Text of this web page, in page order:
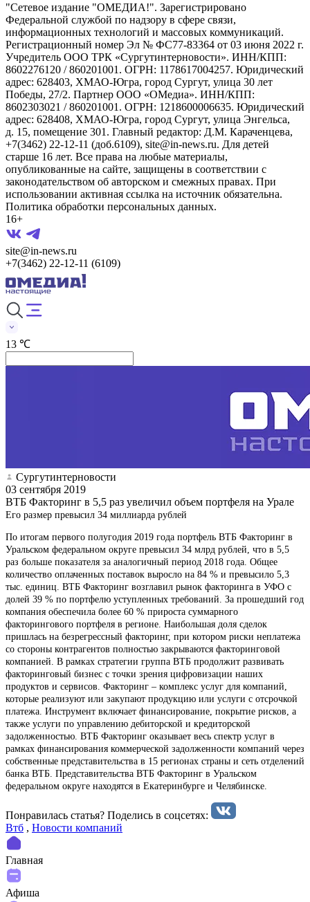
"Сетевое издание "ОМЕДИА!". Зарегистрировано
Федеральной службой по надзору в сфере связи,
информационных технологий и массовых коммуникаций.
Регистрационный номер Эл № ФС77-83364 от 03 июня 2022 г.
Учредитель ООО ТРК «Сургутинтерновости». ИНН/КПП:
8602276120 / 860201001. ОГРН: 1178617004257. Юридический
адрес: 628403, ХМАО-Югра, город Сургут, улица 30 лет
Победы, 27/2. Партнер ООО «ОМедиа». ИНН/КПП:
8602303021 / 860201001. ОГРН: 1218600006635. Юридический
адрес: 628408, ХМАО-Югра, город Сургут, улица Энгельса,
д. 15, помещение 301. Главный редактор: Д.М. Караченцева,
+7(3462) 22-12-11 (доб.6109), site@in-news.ru. Для детей
старше 16 лет. Все права на любые материалы,
опубликованные на сайте, защищены в соответствии с
законодательством об авторском и смежных правах. При
использовании активная ссылка на источник обязательна.
Политика обработки персональных данных.
16+
site@in-news.ru
+7(3462) 22-12-11 (6109)
13 ℃
Сургутинтерновости
03 сентября 2019
ВТБ Факторинг в 5,5 раз увеличил объем портфеля на Урале
Его размер превысил 34 миллиарда рублей
По итогам первого полугодия 2019 года портфель ВТБ Факторинг в
Уральском федеральном округе превысил 34 млрд рублей, что в 5,5
раз больше показателя за аналогичный период 2018 года. Общее
количество оплаченных поставок выросло на 84 % и превысило 5,3
тыс. единиц. ВТБ Факторинг возглавил рынок факторинга в УФО с
долей 39 % по портфелю уступленных требований. За прошедший год
компания обеспечила более 60 % прироста суммарного
факторингового портфеля в регионе. Наибольшая доля сделок
пришлась на безрегрессный факторинг, при котором риски неплатежа
со стороны контрагентов полностью закрываются факторинговой
компанией. В рамках стратегии группа ВТБ продолжит развивать
факторинговый бизнес с точки зрения цифровизации наших
продуктов и сервисов. Факторинг – комплекс услуг для компаний,
которые реализуют или закупают продукцию или услуги с отсрочкой
платежа. Инструмент включает финансирование, покрытие рисков, а
также услуги по управлению дебиторской и кредиторской
задолженностью. ВТБ Факторинг оказывает весь спектр услуг в
рамках финансирования коммерческой задолженности компаний через
собственные представительства в 15 регионах страны и сеть отделений
банка ВТБ. Представительства ВТБ Факторинг в Уральском
федеральном округе находятся в Екатеринбурге и Челябинске.
Понравилась статья? Поделиcь в соцсетях:
Втб , Новости компаний
Главная
Афиша